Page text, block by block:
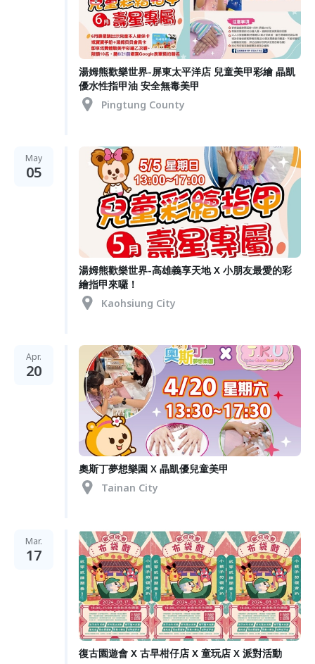
湯姆熊歡樂世界-屏東太平洋店 兒童美甲彩繪 晶凱
優水性指甲油 安全無毒美甲
Pingtung County
May
05
湯姆熊歡樂世界-高雄義享天地 X 小朋友最愛的彩
繪指甲來囉！
Kaohsiung City
Apr.
20
奧斯丁夢想樂園 X 晶凱優兒童美甲
Tainan City
Mar.
17
復古園遊會 X 古早柑仔店 X 童玩店 X 派對活動